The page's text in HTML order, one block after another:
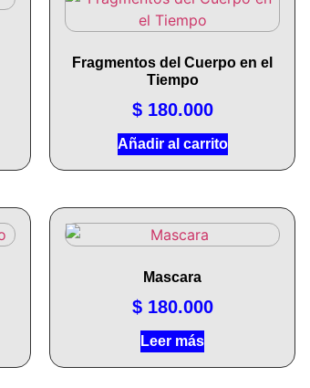
Fragmentos del Cuerpo en el
Tiempo
$180.000
Añadir al carrito
Mascara
$180.000
Leer más